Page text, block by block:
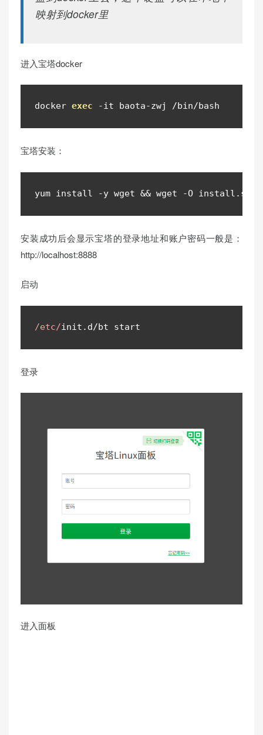
映射到docker里
进入宝塔docker
docker exec -it baota-zwj /bin/bash
宝塔安装：
yum install -y wget && wget -O install . sh
安装成功后会显示宝塔的登录地址和账户密码一般是：
http://localhost:8888
启动
/etc/init . d/bt start
登录
进入面板